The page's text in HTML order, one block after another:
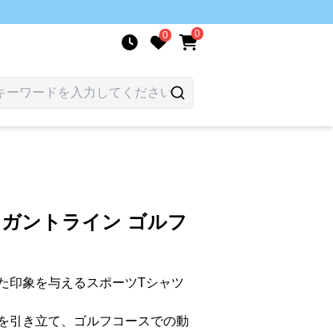
0 0
ントライン ゴルフ
印象を与えるスポーツTシャツ
引き立て、ゴルフコースでの動